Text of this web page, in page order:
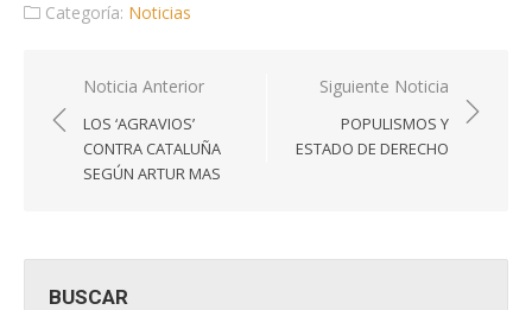
Categoría: Noticias
Navegación
de
entradas
Noticia Anterior
LOS ‘AGRAVIOS’
CONTRA CATALUÑA
SEGÚN ARTUR MAS
Siguiente Noticia
POPULISMOS Y
ESTADO DE DERECHO
BUSCAR